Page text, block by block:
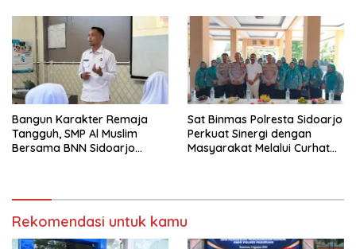
Bangun Karakter Remaja
Tangguh, SMP Al Muslim
Bersama BNN Sidoarjo
Sat Binmas Polresta Sidoarjo
Perkuat Sinergi dengan
Masyarakat Melalui Curhat
Rekomendasi untuk kamu